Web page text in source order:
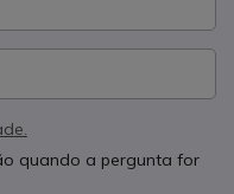
quando a pergunta for